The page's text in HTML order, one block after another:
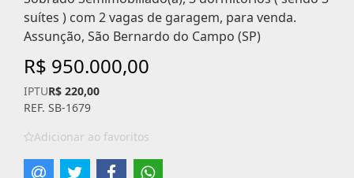
suítes ) com 2 vagas de garagem, para venda.
Assunção, São Bernardo do Campo (SP)
R$ 950.000,00
IPTUR$ 220,00
REF. SB-1679
Adicionar ao favoritos